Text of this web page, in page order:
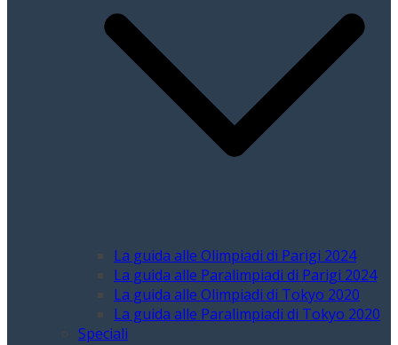
La guida alle Olimpiadi di Parigi 2024
La guida alle Paralimpiadi di Parigi 2024
La guida alle Olimpiadi di Tokyo 2020
La guida alle Paralimpiadi di Tokyo 2020
Speciali